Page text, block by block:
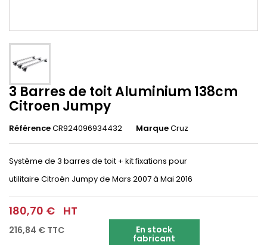
3 Barres de toit Aluminium 138cm
Citroen Jumpy
RéférenceCR924096934432 MarqueCruz
Système de 3 barres de toit + kit fixations pour
utilitaire Citroën Jumpyde Mars 2007 à Mai 2016
180,70 € HT
216,84 € TTC En stock
fabricant